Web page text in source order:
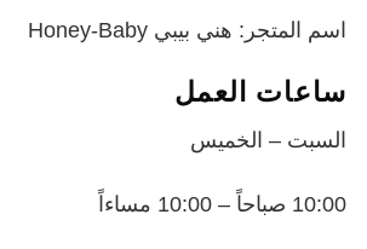
اسم المتجر: هني بيبي Honey-Baby
ساعات العمل
السبت – الخميس
10:00 صباحاً – 10:00 مساءاً